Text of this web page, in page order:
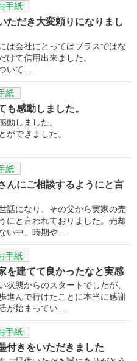
手紙
ただき大変頼りになりまし
は会社にとってはプラスではな
けて信用出来ました。
いて…
紙
も感動しました。
動しました。
ができました。
紙
んにご相談するようにと言
話になり、その父から実家の売
にと言われておりました。売却
い中、時期や…
手紙
を建てて良かったなと実感
態からのスタートでしたが、
進んで行けたことに本当に感謝
が始まってい…
手紙
付きをいただきました